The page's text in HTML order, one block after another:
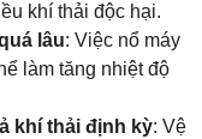
khí thải độc hại.
lâu: Việc nổ máy
làm tăng nhiệt độ
khí thải định kỳ: Vệ